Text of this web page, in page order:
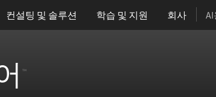
컨설팅 및 솔루션 학습 및 지원 회사
™